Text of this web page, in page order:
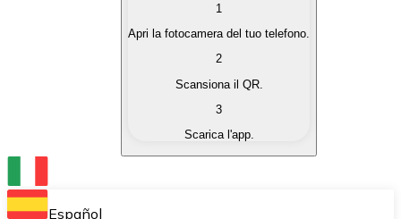
Acquista le criptovalute che ti interessano in modo
Converti le tue criptovalute in valuta fiat quando ne
Scambia una criptovaluta con un'altra
Conserva le tue cripto in un Wallet self-custodial.
1
Apri la fotocamera del tuo telefono.
2
Scansiona il QR.
3
Scarica l'app.
Español